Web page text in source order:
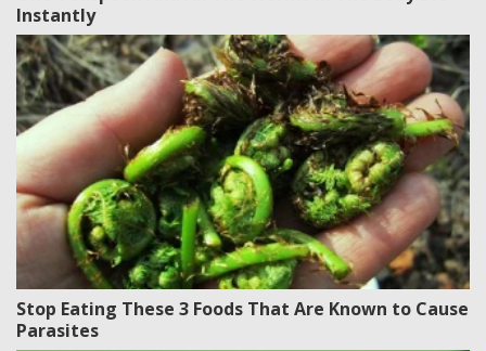
Instantly
Stop Eating These 3 Foods That Are Known to Cause
Parasites